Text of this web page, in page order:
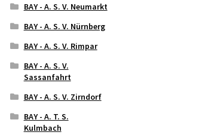
BAY - A. S. V. Neumarkt
BAY - A. S. V. Nürnberg
BAY - A. S. V. Rimpar
BAY - A. S. V.
Sassanfahrt
BAY - A. S. V. Zirndorf
BAY - A. T. S.
Kulmbach